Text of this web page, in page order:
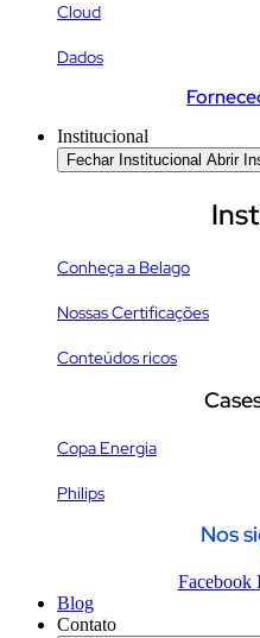
Cloud
Dados
Institucional
Fechar Institucional Abrir
Conheça a Belago
Nossas Certificações
Conteúdos ricos
Copa Energia
Philips
Nos
Facebook
Blog
Contato